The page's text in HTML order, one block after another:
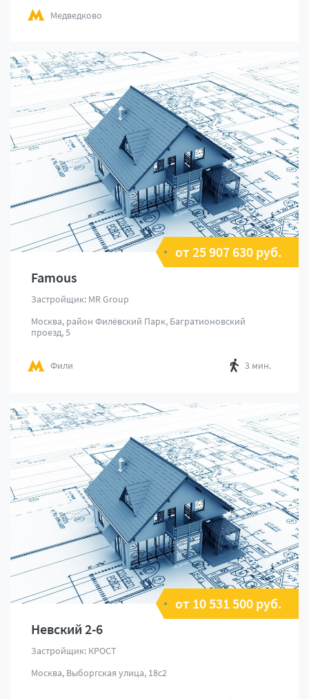
Медведково
от 25 907 630 руб.
Famous
Застройщик: MR Group
Москва, район Филёвский Парк, Багратионовский
проезд, 5
Фили 3 мин.
от 10 531 500 руб.
Невский 2-6
Застройщик: КРОСТ
Москва, Выборгская улица, 18с2